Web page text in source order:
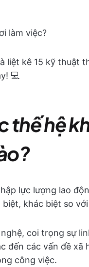
làm việc?
liệt kê 15 kỹ thuật
💻
thế hệ
lực lượng lao
khác biệt so
coi trọng sự
đến các vấn đề xã
công việc.